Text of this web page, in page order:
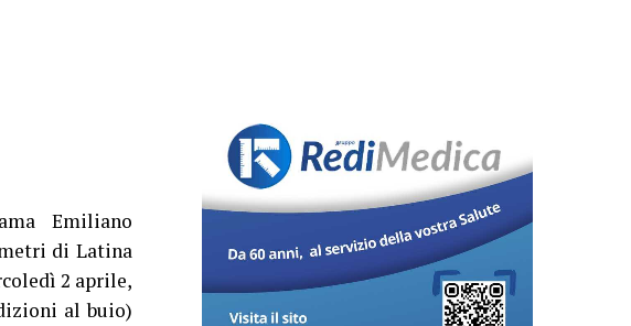
Emiliano
di Latina
2 aprile,
al buio)